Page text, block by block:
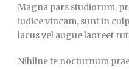
Magna pars studiorum,
iudice vincam, sunt in
lacus vel augue laoreet
Nihilne te nocturnum